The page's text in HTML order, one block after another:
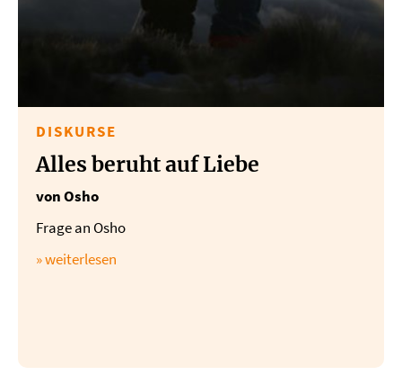
DISKURSE
Alles beruht auf Liebe
von Osho
Frage an Osho
» weiterlesen